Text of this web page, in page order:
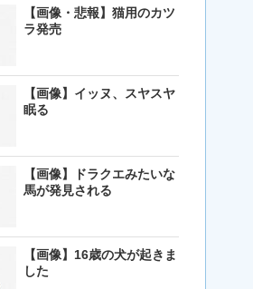
【画像・悲報】猫用のカツ
ラ発売
【画像】イッヌ、スヤスヤ
眠る
【画像】ドラクエみたいな
馬が発見される
【画像】16歳の犬が起きま
した